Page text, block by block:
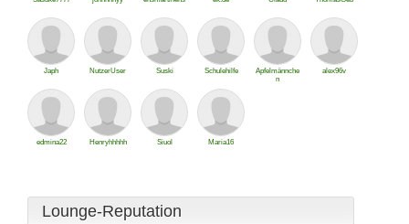
Japh NutzerUser Suski Schulehilfe
Apfelmännche
n
alex96v
edmina22 Henryhhhhh Siuol Maria16
Lounge-Reputation